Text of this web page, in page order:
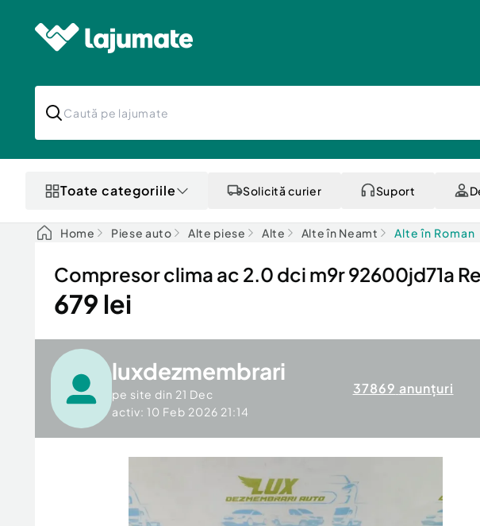
Toate categoriile Solicită curier Suport
Home Piese auto Alte piese Alte Alte în Neamt Alte în Roman
Compresor clima ac 2.0 dci m9r 92600jd71a
679 lei
luxdezmembrari
pe site din 21 Dec
activ: 10 Feb 2026 21:14
37869 anunțuri